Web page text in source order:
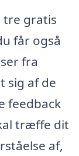
tre gratis
får også
fra
sig af de
feedback
træffe dit
af,